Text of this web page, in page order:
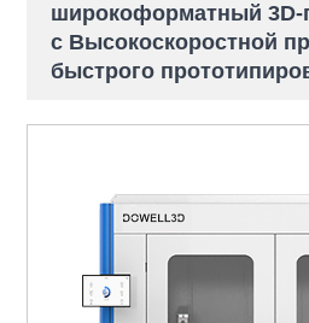
широкоформатный 3D-
с Высокоскоростной
быстрого